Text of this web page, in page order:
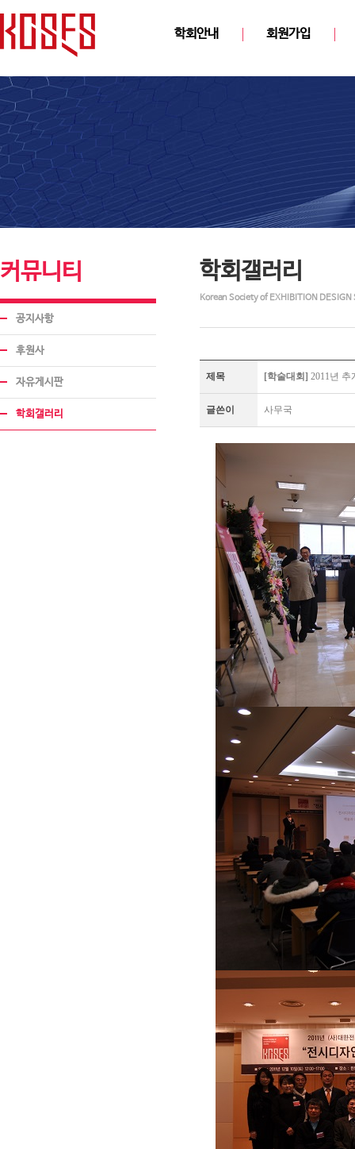
학회안내 회원가입
커뮤니티
공지사항
후원사
자유게시판
학회갤러리
학회갤러리
Korean Society of EXHIBITION DESIGN
제목 [학술대회] 2011년
글쓴이 사무국